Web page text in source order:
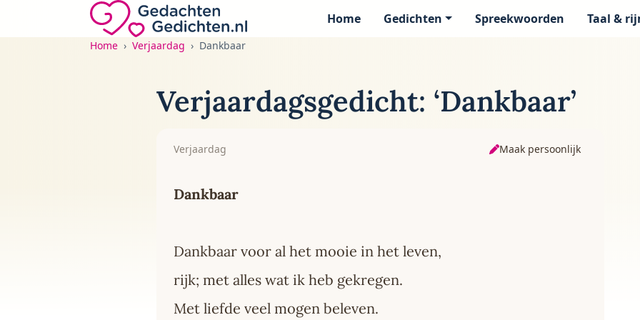
Direct naar de inhoud
Gedachten-Gedichten.nl — naar de homepage
Home Gedichten Spreekwoorden Taal &
Home Verjaardag Dankbaar
Verjaardagsgedicht: ‘Dankbaar’
Verjaardag Maak persoonlijk
Dankbaar
Dankbaar voor al het mooie in het leven,
rijk; met alles wat ik heb gekregen.
Met liefde veel mogen beleven.